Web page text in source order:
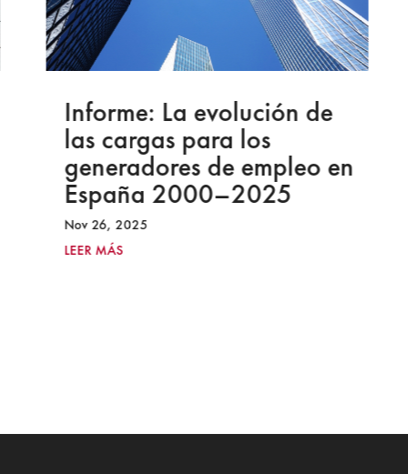
Informe: La evolución de
las cargas para los
generadores de empleo en
España 2000–2025
Nov 26, 2025
LEER MÁS